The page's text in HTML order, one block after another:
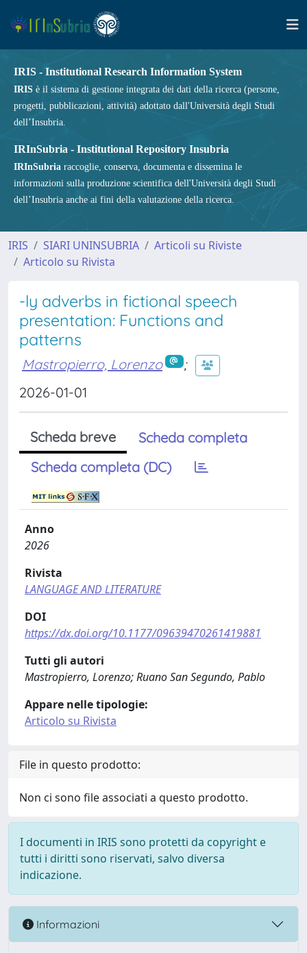
IRIS - Institutional Research Information System
IRIS è il sistema di gestione integrata dei dati della ricerca (persone,
progetti, pubblicazioni, attività) adottato dall'Università degli Studi
dell’Insubria.
IRInSubria - Institutional Repository Insubria
IRInSubria raccoglie, conserva, documenta e dissemina le
informazioni sulla produzione scientifica dell'Università degli Studi
dell’Insubria anche ai fini della valutazione della ricerca.
IRIS SIARI UNINSUBRIA
Articoli su Riviste
Articolo su Rivista
-ly adverbs in fictional speech
presentation: Functions and
patterns
Mastropierro, Lorenzo
;
2026-01-01
Scheda breve
Scheda completa
Scheda completa (DC)
Anno
2026
Rivista
LANGUAGE AND LITERATURE
DOI
https://dx.doi.org/10.1177/09639470261419881
Tutti gli autori
Mastropierro, Lorenzo; Ruano San Segundo, Pablo
Appare nelle tipologie:
Articolo su Rivista
File in questo prodotto:
Non ci sono file associati a questo prodotto.
I documenti in IRIS sono protetti da copyright e
tutti i diritti sono riservati, salvo diversa
indicazione.
Informazioni